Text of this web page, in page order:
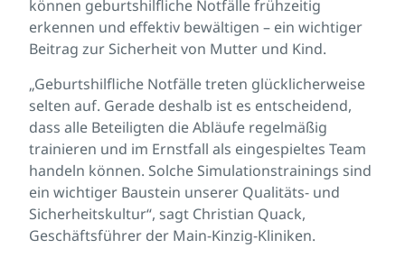
können geburtshilfliche Notfälle frühzeitig
erkennen und effektiv bewältigen – ein wichtiger
Beitrag zur Sicherheit von Mutter und Kind.
„Geburtshilfliche Notfälle treten glücklicherweise
selten auf. Gerade deshalb ist es entscheidend,
dass alle Beteiligten die Abläufe regelmäßig
trainieren und im Ernstfall als eingespieltes Team
handeln können. Solche Simulationstrainings sind
ein wichtiger Baustein unserer Qualitäts- und
Sicherheitskultur“, sagt Christian Quack,
Geschäftsführer der Main-Kinzig-Kliniken.